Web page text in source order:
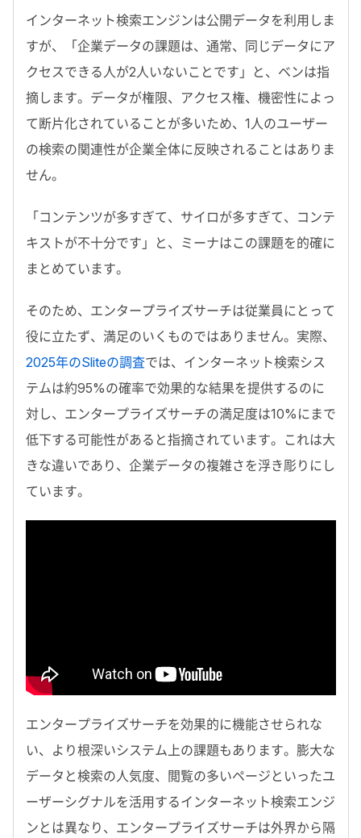
インターネット検索エンジンは公開データを利用しま
すが、「企業データの課題は、通常、同じデータにア
クセスできる人が2人いないことです」と、ベンは指
摘します。データが権限、アクセス権、機密性によっ
て断片化されていることが多いため、 1 人のユーザー
の検索の関連性が企業全体に反映されることはありま
せん。
「コンテンツが多すぎて、サイロが多すぎて、コンテ
キストが不十分です」と、ミーナはこの課題を的確に
まとめています。
そのため、エンタープライズサーチは従業員にとって
役に立たず、満足のいくものではありません。実際、
2025年のSliteの調査では、インターネット検索シス
テムは約95%の確率で効果的な結果を提供するのに
対し、エンタープライズサーチの満足度は10% にまで
低下する可能性があると指摘されています。これは大
きな違いであり、企業データの複雑さを浮き彫りにし
ています。
エンタープライズサーチを効果的に機能させられな
い、より根深いシステム上の課題もあります。膨大な
データと検索の人気度、閲覧の多いページといったユ
ーザーシグナルを活用するインターネット検索エンジ
ンとは異なり、エンタープライズサーチは外界から隔